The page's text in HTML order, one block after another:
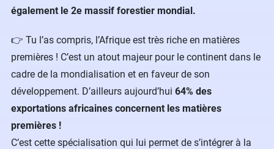
également le 2e massif forestier mondial.
👉 Tu l’as compris, l’Afrique est très riche en matières
premières ! C’est un atout majeur pour le continent dans le
cadre de la mondialisation et en faveur de son
développement. D’ailleurs aujourd’hui 64% des
exportations africaines concernent les matières
premières !
C’est cette spécialisation qui lui permet de s’intégrer à la